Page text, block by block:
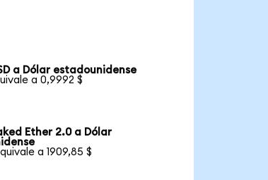
a Dólar estadounidense
a 0,9992 $
Ether 2.0 a Dólar
a 1909,85 $